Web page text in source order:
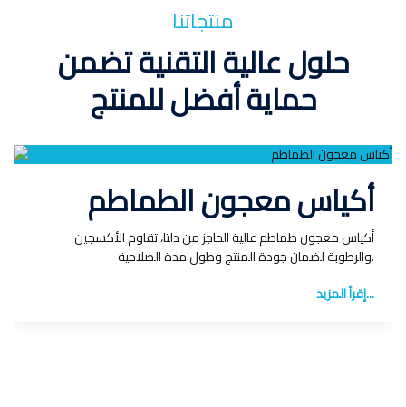
منتجاتنا
حلول عالية التقنية تضمن
حماية أفضل للمنتج
أكياس معجون الطماطم
أكياس معجون طماطم عالية الحاجز من دلتا، تقاوم الأكسجين
والرطوبة لضمان جودة المنتج وطول مدة الصلاحية.
إقرأ المزيد...